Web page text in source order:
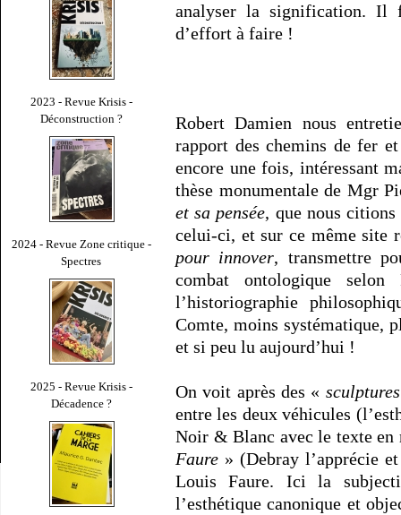
2023 - Revue Krisis -
Déconstruction ?
2024 - Revue Zone critique -
Spectres
2025 - Revue Krisis -
Décadence ?
analyser la signification. Il
d’effort à faire !
Robert Damien nous
rapport des chemins de fer
encore une fois, intéressant
thèse monumentale de Mgr
et sa pensée, que nous
celui-ci, et sur ce même site
pour innover, transmettre
combat ontologique
l’historiographie
Comte, moins systématique,
et si peu lu aujourd’hui !
On voit après des «
entre les deux véhicules
Noir & Blanc avec le texte en
Faure » (Debray l’apprécie
Louis Faure. Ici la
l’esthétique canonique et